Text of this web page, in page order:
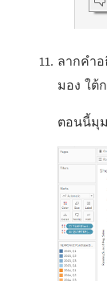
ลากคำ
มอง ใต้
ตอนนี้มุ